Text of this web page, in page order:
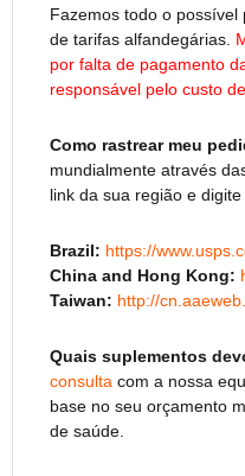
Fazemos todo o possível
de tarifas alfandegárias.
por falta de pagamento
responsável pelo custo
Como rastrear meu
mundialmente através
link da sua região e
Brazil: https://
China and Hong Kong:
Taiwan: http://
Quais suplementos
consulta com a nossa
base no seu orçamento
de saúde.